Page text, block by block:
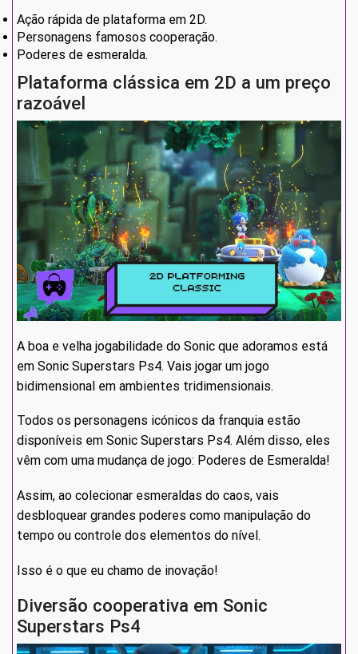
Ação rápida de plataforma em 2D.
Personagens famosos cooperação.
Poderes de esmeralda.
Plataforma clássica em 2D a um preço
razoável
A boa e velha jogabilidade do Sonic que adoramos está
em Sonic Superstars Ps4. Vais jogar um jogo
bidimensional em ambientes tridimensionais.
Todos os personagens icónicos da franquia estão
disponíveis em Sonic Superstars Ps4. Além disso, eles
vêm com uma mudança de jogo: Poderes de Esmeralda!
Assim, ao colecionar esmeraldas do caos, vais
desbloquear grandes poderes como manipulação do
tempo ou controle dos elementos do nível.
Isso é o que eu chamo de inovação!
Diversão cooperativa em Sonic
Superstars Ps4